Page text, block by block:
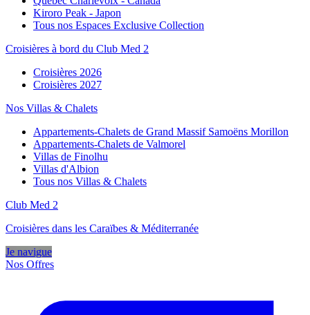
Kiroro Peak - Japon
Tous nos Espaces Exclusive Collection
Croisières à bord du Club Med 2
Croisières 2026
Croisières 2027
Nos Villas & Chalets
Appartements-Chalets de Grand Massif Samoëns Morillon
Appartements-Chalets de Valmorel
Villas de Finolhu
Villas d'Albion
Tous nos Villas & Chalets
Club Med 2
Croisières dans les Caraïbes & Méditerranée
Je navigue
Nos Offres